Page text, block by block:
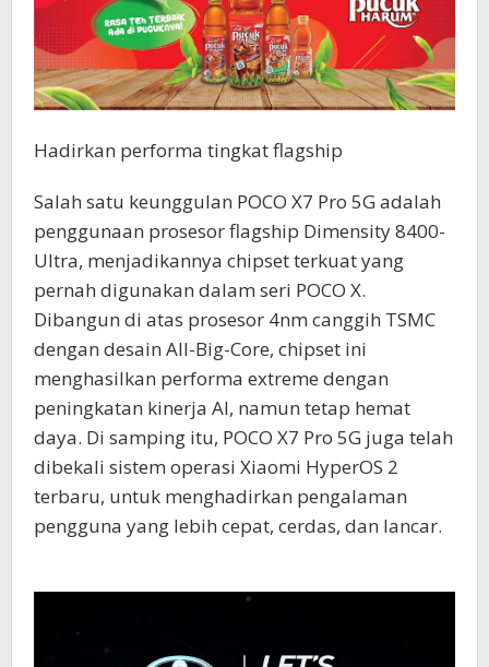
Hadirkan performa tingkat flagship
Salah satu keunggulan POCO X7 Pro 5G adalah
penggunaan prosesor flagship Dimensity 8400-
Ultra, menjadikannya chipset terkuat yang
pernah digunakan dalam seri POCO X.
Dibangun di atas prosesor 4nm canggih TSMC
dengan desain All-Big-Core, chipset ini
menghasilkan performa extreme dengan
peningkatan kinerja AI, namun tetap hemat
daya. Di samping itu, POCO X7 Pro 5G juga telah
dibekali sistem operasi Xiaomi HyperOS 2
terbaru, untuk menghadirkan pengalaman
pengguna yang lebih cepat, cerdas, dan lancar.